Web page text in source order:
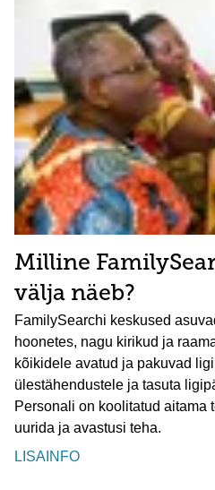
Milline
välja näeb?
FamilySearchi keskused
hoonetes, nagu kirikud ja
kõikidele avatud ja pakuvad
ülestähendustele ja tasuta
Personali on koolitatud aitama
uurida ja avastusi teha.
LISAINFO